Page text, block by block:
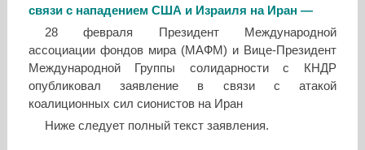
связи с нападением США и Израиля на Иран —
28 февраля Президент Международной
ассоциации фондов мира (МАФМ) и Вице-Президент
Международной Группы солидарности с КНДР
опубликовал заявление в связи с атакой
коалиционных сил сионистов на Иран
Ниже следует полный текст заявления.